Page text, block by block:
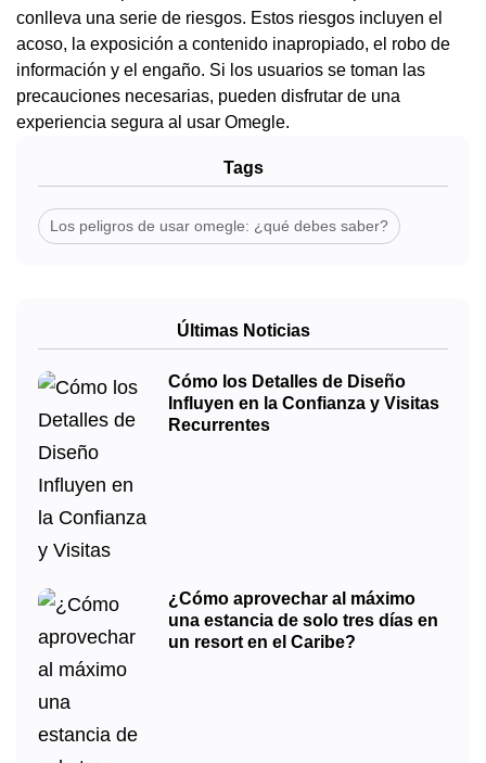
conlleva una serie de riesgos. Estos riesgos incluyen el
acoso, la exposición a contenido inapropiado, el robo de
información y el engaño. Si los usuarios se toman las
precauciones necesarias, pueden disfrutar de una
experiencia segura al usar Omegle.
Tags
Los peligros de usar omegle: ¿qué debes saber?
Últimas Noticias
Cómo los Detalles de Diseño
Influyen en la Confianza y Visitas
Recurrentes
¿Cómo aprovechar al máximo
una estancia de solo tres días en
un resort en el Caribe?